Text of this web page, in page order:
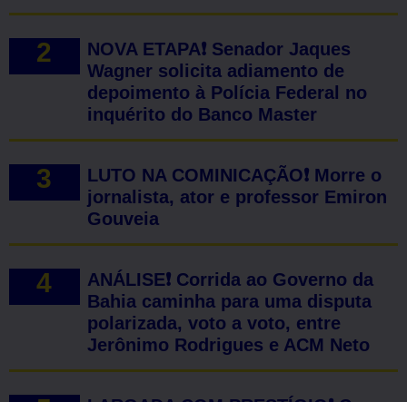
NOVA ETAPA❗ Senador Jaques
Wagner solicita adiamento de
depoimento à Polícia Federal no
inquérito do Banco Master
LUTO NA COMINICAÇÃO❗ Morre o
jornalista, ator e professor Emiron
Gouveia
ANÁLISE❗ Corrida ao Governo da
Bahia caminha para uma disputa
polarizada, voto a voto, entre
Jerônimo Rodrigues e ACM Neto